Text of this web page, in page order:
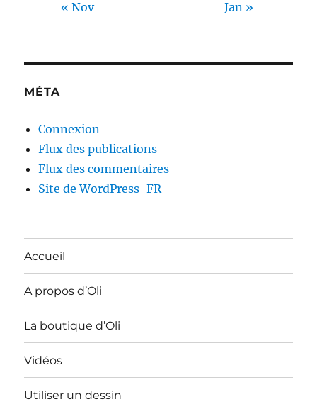
« Nov Jan »
MÉTA
Connexion
Flux des publications
Flux des commentaires
Site de WordPress-FR
Accueil
A propos d’Oli
La boutique d’Oli
Vidéos
Utiliser un dessin